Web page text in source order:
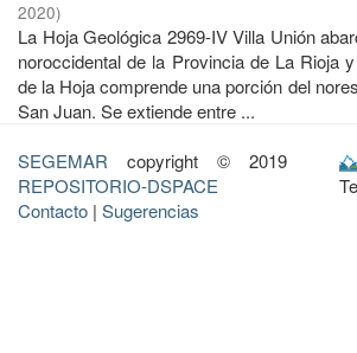
2020)
La Hoja Geológica 2969-IV Villa Unión
noroccidental de la Provincia de La Rioja
de la Hoja comprende una porción del
San Juan. Se extiende entre ...
SEGEMAR copyright © 2019
REPOSITORIO-DSPACE
Contacto | Sugerencias